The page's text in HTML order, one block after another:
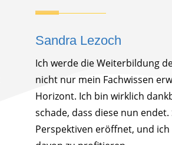
Sandra Lezoch
Ich werde die Weiterbildung
nicht nur mein Fachwissen
Horizont. Ich bin wirklich
schade, dass diese nun
Perspektiven eröffnet, und